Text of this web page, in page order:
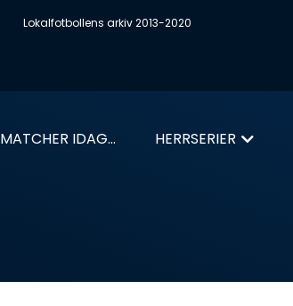
Lokalfotbollens arkiv 2013-2020
MATCHER IDAG... HERRSERIER